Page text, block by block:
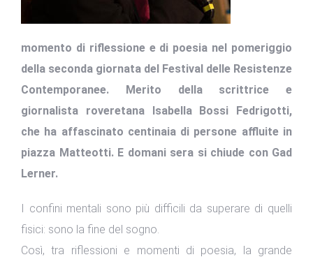
momento di riflessione e di poesia nel pomeriggio
della seconda giornata del Festival delle Resistenze
Contemporanee. Merito della scrittrice e
giornalista roveretana Isabella Bossi Fedrigotti,
che ha affascinato centinaia di persone affluite in
piazza Matteotti. E domani sera si chiude con Gad
Lerner.
I confini mentali sono più difficili da superare di quelli
fisici: sono la fine del sogno.
Così, tra riflessioni e momenti di poesia, la grande